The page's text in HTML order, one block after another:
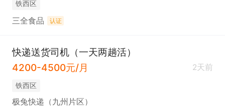
铁西区
三全食品 认证
快递送货司机（一天两趟活）
4200-4500元/月
2天前
铁西区
极兔快递（九州片区）